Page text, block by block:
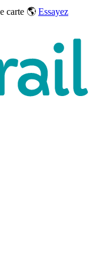
carte 🌎 Essayez